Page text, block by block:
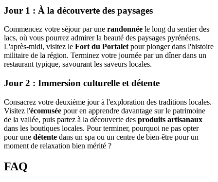
Jour 1 : À la découverte des paysages
Commencez votre séjour par une randonnée le long du sentier des
lacs, où vous pourrez admirer la beauté des paysages pyrénéens.
L'après-midi, visitez le Fort du Portalet pour plonger dans l'histoire
militaire de la région. Terminez votre journée par un dîner dans un
restaurant typique, savourant les saveurs locales.
Jour 2 : Immersion culturelle et détente
Consacrez votre deuxième jour à l'exploration des traditions locales.
Visitez l'écomusée pour en apprendre davantage sur le patrimoine
de la vallée, puis partez à la découverte des produits artisanaux
dans les boutiques locales. Pour terminer, pourquoi ne pas opter
pour une détente dans un spa ou un centre de bien-être pour un
moment de relaxation bien mérité ?
FAQ